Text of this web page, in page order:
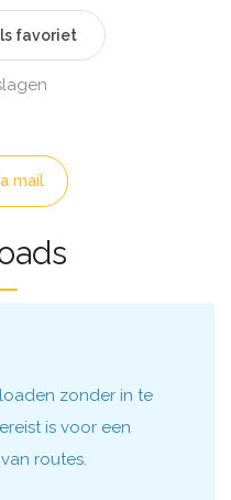
favoriet
mail
zonder in te
is voor een
routes.